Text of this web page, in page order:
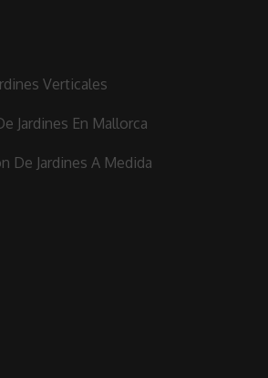
Verticales
Jardines En Mallorca
De Jardines A Medida